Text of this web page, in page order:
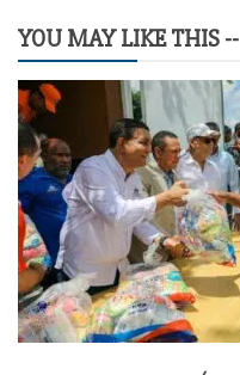
YOU MAY LIKE THIS --